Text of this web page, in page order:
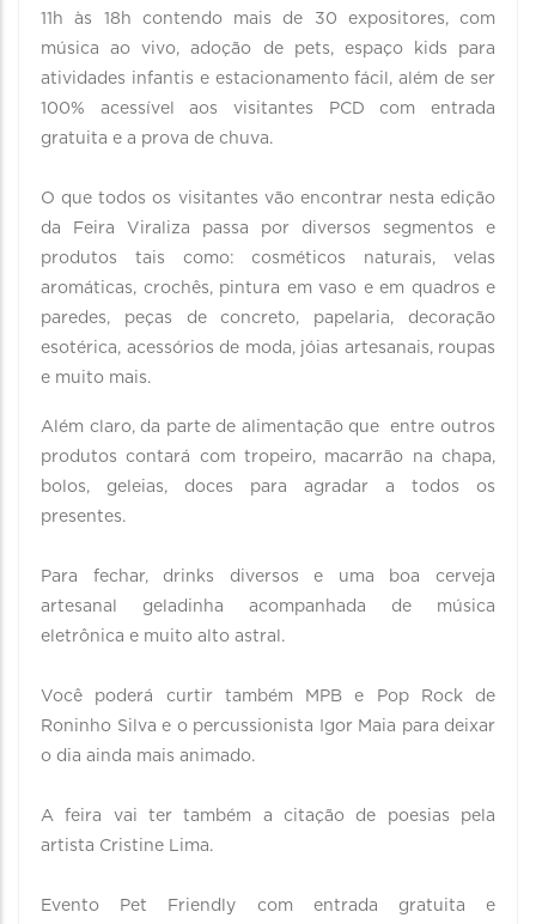
11h às 18h contendo mais de 30 expositores, com
música ao vivo, adoção de pets, espaço kids para
atividades infantis e estacionamento fácil, além de ser
100% acessível aos visitantes PCD com entrada
gratuita e a prova de chuva.
O que todos os visitantes vão encontrar nesta edição
da Feira Viraliza passa por diversos segmentos e
produtos tais como: cosméticos naturais, velas
aromáticas, crochês, pintura em vaso e em quadros e
paredes, peças de concreto, papelaria, decoração
esotérica, acessórios de moda, jóias artesanais, roupas
e muito mais.
Além claro, da parte de alimentação que entre outros
produtos contará com tropeiro, macarrão na chapa,
bolos, geleias, doces para agradar a todos os
presentes.
Para fechar, drinks diversos e uma boa cerveja
artesanal geladinha acompanhada de música
eletrônica e muito alto astral.
Você poderá curtir também MPB e Pop Rock de
Roninho Silva e o percussionista Igor Maia para deixar
o dia ainda mais animado.
A feira vai ter também a citação de poesias pela
artista Cristine Lima.
Evento Pet Friendly com entrada gratuita e